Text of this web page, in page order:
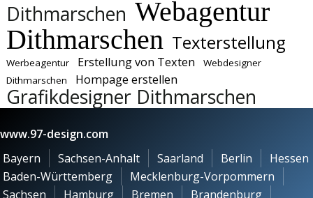
Dithmarschen Webagentur
Dithmarschen Texterstellung
Werbeagentur Erstellung von Texten
Webdesigner
Dithmarschen
Hompage erstellen
Grafikdesigner Dithmarschen
www.97-design.com
Bayern
Sachsen-Anhalt Saarland Berlin
Hessen
Baden-Württemberg
Mecklenburg-Vorpommern
Sachsen
Hamburg Bremen Brandenburg